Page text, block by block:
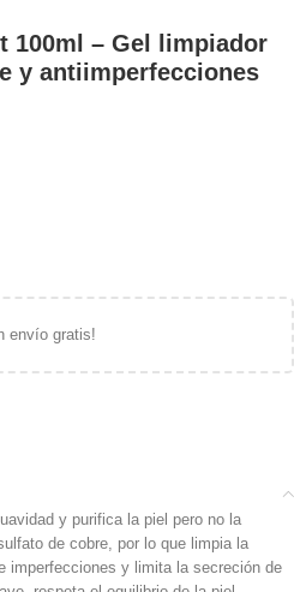
100ml – Gel limpiador
y antiimperfecciones
envío gratis!
y purifica la piel pero no la
de cobre, por lo que limpia la
imperfecciones y limita la secreción de